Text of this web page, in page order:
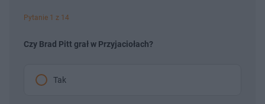
Pytanie 1 z 14
Czy Brad Pitt grał w Przyjaciołach?
Tak